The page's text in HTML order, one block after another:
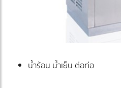
น้ำร้อน น้ำเย็น ต่อท่อ